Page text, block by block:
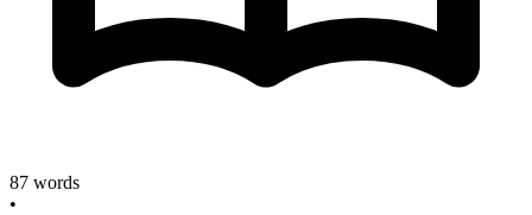
87 words
•